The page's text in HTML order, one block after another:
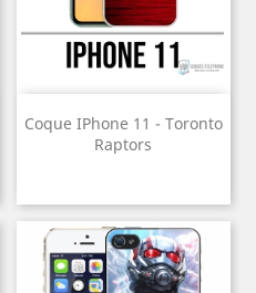
Coque IPhone 11 - Toronto
Raptors